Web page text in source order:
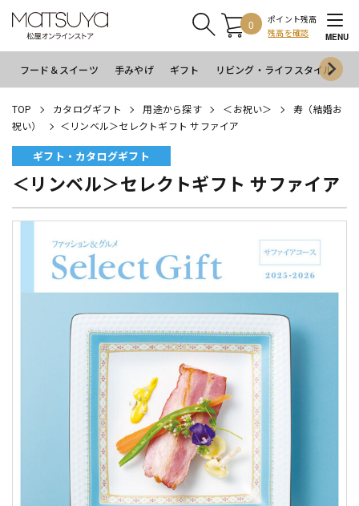
0
ポイント残高
残高を確認
MENU
フード＆スイーツ 手みやげ ギフト リビング・ライフスタイル
TOP カタログギフト 用途から探す ＜お祝い＞
寿（結婚お
祝い）
＜リンベル＞セレクトギフト サファイア
ギフト・カタログギフト
＜リンベル＞セレクトギフト サファイア